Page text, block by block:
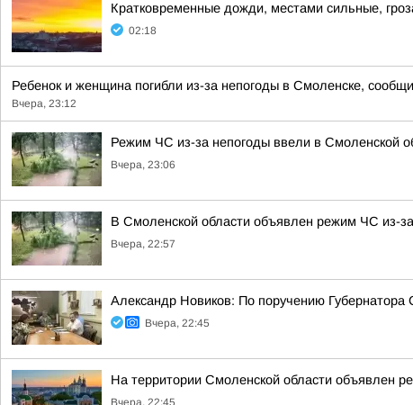
Кратковременные дожди, местами сильные,
02:18
Ребенок и женщина погибли из-за непогоды в Смоленске,
Вчера, 23:12
Режим ЧС из-за непогоды ввели в Смоленской
Вчера, 23:06
В Смоленской области объявлен режим ЧС из-
Вчера, 22:57
Александр Новиков: По поручению
Вчера, 22:45
На территории Смоленской области объявлен
Вчера, 22:45